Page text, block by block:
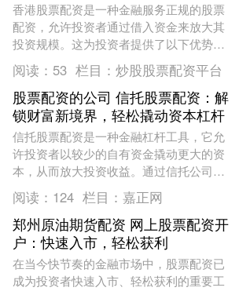
香港股票配资是一种金融服务正规的股票
配资，允许投资者通过借入资金来放大其
投资规模。这为投资者提供了以下优势：
1. 需要了解风险：杠杆配资虽然可以增加
投资的收益....
阅读： 53 栏目： 炒股股票配资平台
股票配资的公司 信托股票配资：解
锁财富新境界，轻松撬动资本杠杆
信托股票配资是一种金融杠杆工具，它允
许投资者以较少的自有资金撬动更大的资
本，从而放大投资收益。通过信托公司作
为中介，投资者可以获得高达数倍的融资
杠杆，轻松解锁财....
阅读： 124 栏目： 嘉正网
郑州原油期货配资 网上股票配资开
户：快速入市，轻松获利
在当今快节奏的金融市场中，股票配资已
成为投资者快速入市、轻松获利的重要工